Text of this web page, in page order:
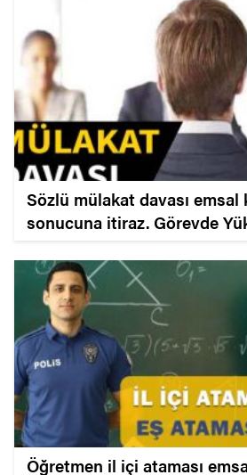
Sözlü mülakat davası emsal
sonucuna itiraz. Görevde
Öğretmen il içi ataması